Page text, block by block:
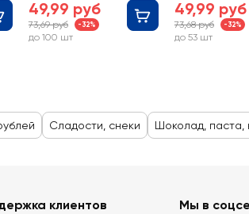
49,99 руб
73,69 руб -32%
до 100 шт
хрустящей
49,99 руб
73,68 руб -32%
до 53 шт
Сладости, снеки Шоколад, паста,
клиентов Мы в